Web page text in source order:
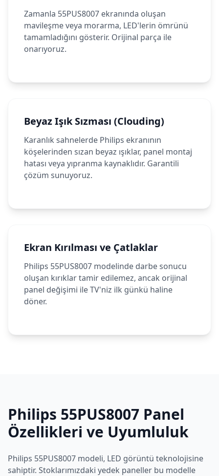
Zamanla 55PUS8007 ekranında oluşan
mavileşme veya morarma, LED'lerin ömrünü
tamamladığını gösterir. Orijinal parça ile
onarıyoruz.
Beyaz Işık Sızması (Clouding)
Karanlık sahnelerde Philips ekranının
köşelerinden sızan beyaz ışıklar, panel montaj
hatası veya yıpranma kaynaklıdır. Garantili
çözüm sunuyoruz.
Ekran Kırılması ve Çatlaklar
Philips 55PUS8007 modelinde darbe sonucu
oluşan kırıklar tamir edilemez, ancak orijinal
panel değişimi ile TV'niz ilk günkü haline
döner.
Philips 55PUS8007 Panel
Özellikleri ve Uyumluluk
Philips 55PUS8007 modeli, LED görüntü teknolojisine
sahiptir. Stoklarımızdaki yedek paneller bu modelle